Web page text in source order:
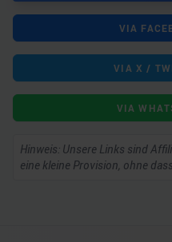
VIA
VIA X /
VIA
Hinweis: Unsere Links sind
eine kleine Provision, ohne